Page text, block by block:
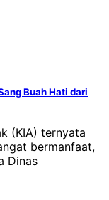
Buah Hati dari
(KIA) ternyata
bermanfaat,
Dinas